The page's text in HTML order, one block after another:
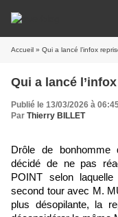
Accueil » Qui a lancé l’infox
Qui a lancé
Publié le 13/03/2026 à
Par Thierry BILLET
Drôle de
décidé de ne pas
POINT selon
second tour avec M.
plus désopilante, la